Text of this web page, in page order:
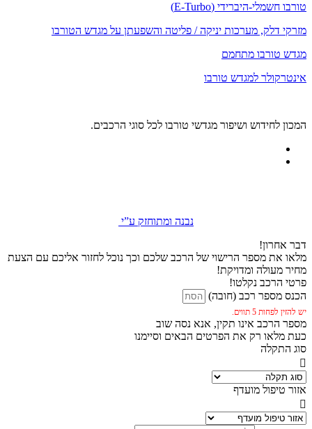
טורבו חשמלי-היברידי (E-Turbo)
מזרקי דלק, מערכות יניקה / פליטה והשפעתן על מגדש הטורבו
מגדש טורבו מתחמם
אינטרקולר למגדש טורבו
המכון לחידוש ושיפור מגדשי טורבו לכל סוגי הרכבים.
נבנה ומתוחזק ע”י
דבר אחרון!
מלאו את מספר הרישוי של הרכב שלכם וכך נוכל לחזור אליכם עם הצעת
מחיר מעולה ומדויקת!
פרטי הרכב נקלטו!
הכנס מספר רכב (חובה)
יש להזין לפחות 5 תווים.
מספר הרכב אינו תקין, אנא נסה שוב
כעת מלאו רק את הפרטים הבאים וסיימנו
סוג התקלה
אזור טיפול מועדף